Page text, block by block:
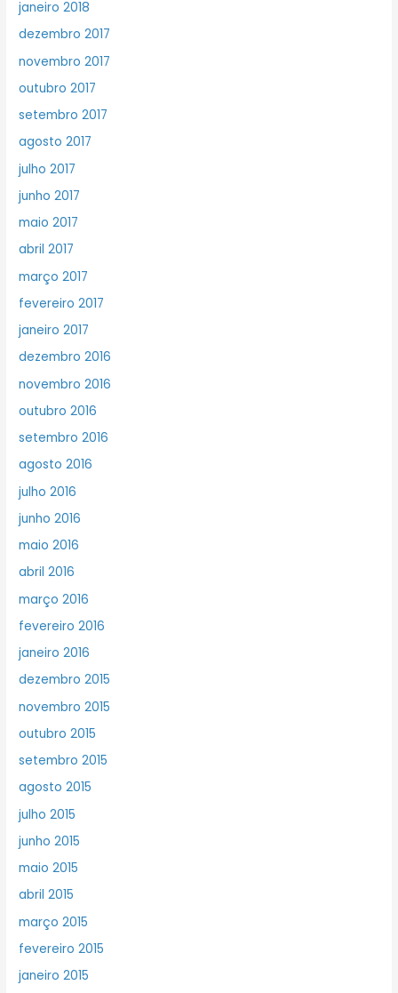
janeiro 2018
dezembro 2017
novembro 2017
outubro 2017
setembro 2017
agosto 2017
julho 2017
junho 2017
maio 2017
abril 2017
março 2017
fevereiro 2017
janeiro 2017
dezembro 2016
novembro 2016
outubro 2016
setembro 2016
agosto 2016
julho 2016
junho 2016
maio 2016
abril 2016
março 2016
fevereiro 2016
janeiro 2016
dezembro 2015
novembro 2015
outubro 2015
setembro 2015
agosto 2015
julho 2015
junho 2015
maio 2015
abril 2015
março 2015
fevereiro 2015
janeiro 2015